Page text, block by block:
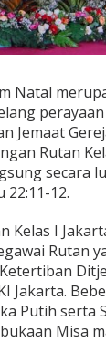
Natal
perayaan
Jemaat
Rutan
secara
22:11-12.
Kelas I
Rutan
Jakarta.
Putih serta
Misa